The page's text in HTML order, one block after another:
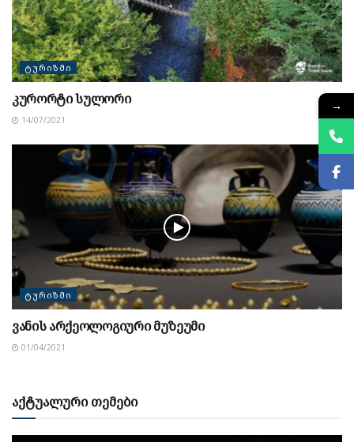
ᲢᲣᲠᲘᲖᲛᲘ
კურორტი სულორი
14/07/2021
ᲢᲣᲠᲘᲖᲛᲘ
ვანის არქეოლოგიური მუზეუმი
01/04/2021
აქტუალური თემები
→